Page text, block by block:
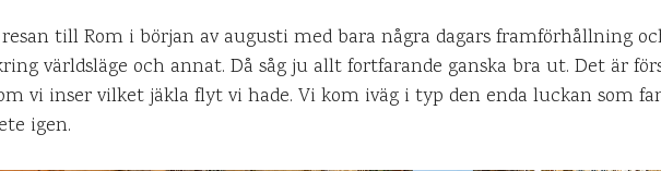
till Rom i början av augusti med bara några dagars framförhållning
världsläge och annat. Då såg ju allt fortfarande ganska bra ut. Det är
vi inser vilket jäkla flyt vi hade. Vi kom iväg i typ den enda luckan som
igen.